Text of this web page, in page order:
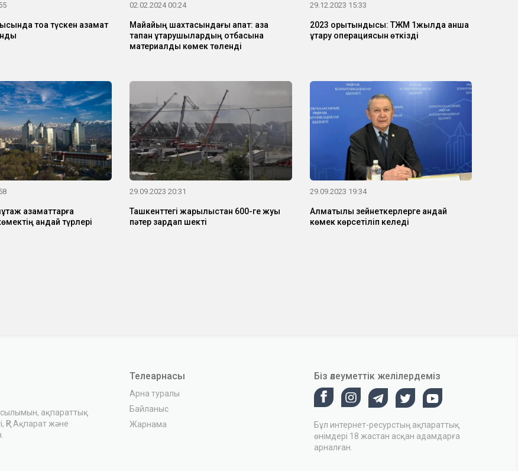
тоққа түскен азамат
02.02.2024 00:24
Майқайың шахтасындағы апат: қаза
тапқан құтқарушылардың отбасына
материалдық көмек төленді
29.12.2023 15:33
2023 қорытындысы: ТЖМ 1жылда қанша
құтқару операциясын өткізді
азаматтарға
қандай түрлері
29.09.2023 20:31
Ташкенттегі жарылыстан 600-ге жуық
пәтер зардап шекті
29.09.2023 19:34
Алматылық зейнеткерлерге қандай
көмек көрсетіліп келеді
ақпараттық
ҚР Ақпарат және
Телеарнасы
Арна туралы
Байланыс
Жарнама
Біз әлеуметтік желілердеміз
Бұл интернет-ресурстың ақпараттық
өнімдері 18 жастан асқан адамдарға
арналған.